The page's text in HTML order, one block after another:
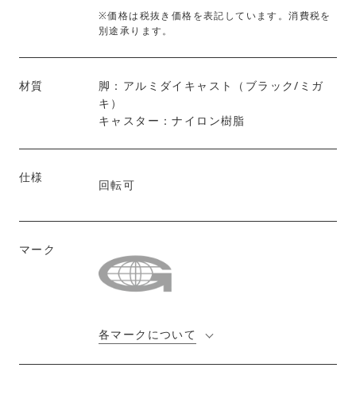
※価格は税抜き価格を表記しています。消費税を
別途承ります。
材質
脚：アルミダイキャスト（ブラック/ミガ
キ）
キャスター：ナイロン樹脂
仕様
回転可
マーク
各マークについて